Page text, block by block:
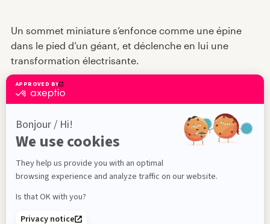
Jury et prix
Un sommet miniature s’enfonce comme une épine
dans le pied d’un géant, et déclenche en lui une
transformation électrisante.
Compétition canadienne 4
2026-05-15 - 18h00
74 min
Salle de projection principale
Acheter un billet